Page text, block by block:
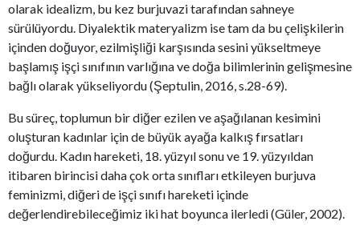
olarak idealizm, bu kez burjuvazi tarafından sahneye
sürülüyordu. Diyalektik materyalizm ise tam da bu çelişkilerin
içinden doğuyor, ezilmişliği karşısında sesini yükseltmeye
başlamış işçi sınıfının varlığına ve doğa bilimlerinin gelişmesine
bağlı olarak yükseliyordu (Şeptulin, 2016, s.28-69).
Bu süreç, toplumun bir diğer ezilen ve aşağılanan kesimini
oluşturan kadınlar için de büyük ayağa kalkış fırsatları
doğurdu. Kadın hareketi, 18. yüzyıl sonu ve 19. yüzyıldan
itibaren birincisi daha çok orta sınıfları etkileyen burjuva
feminizmi, diğeri de işçi sınıfı hareketi içinde
değerlendirebileceğimiz iki hat boyunca ilerledi (Güler, 2002).